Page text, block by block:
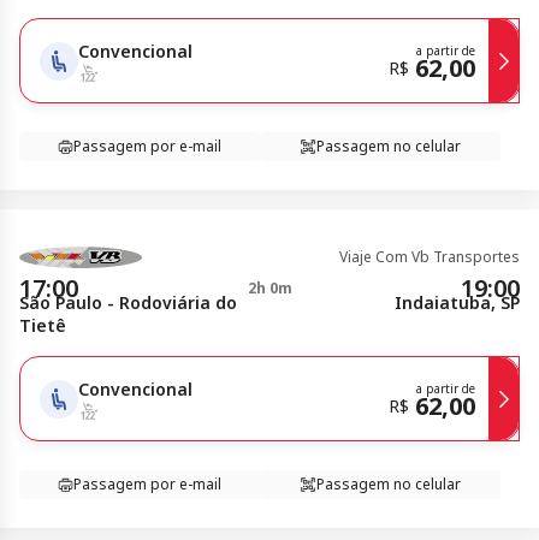
Convencional a partir de
R$ 62,00
Passagem por e-mail Passagem no celular
Viaje Com Vb Transportes
17:00 2h 0m 19:00
São Paulo - Rodoviária do
Tietê
Indaiatuba, SP
Convencional a partir de
R$ 62,00
Passagem por e-mail Passagem no celular